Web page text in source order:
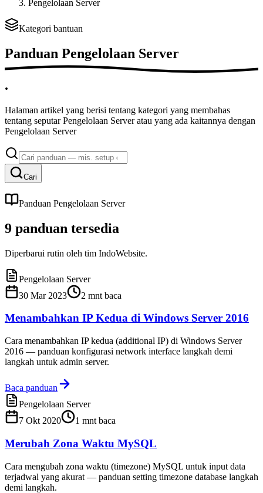
Pengelolaan Server
Kategori bantuan
Panduan Pengelolaan Server
.
Halaman artikel yang berisi tentang kategori yang membahas
tentang seputar Pengelolaan Server atau yang ada kaitannya dengan
Pengelolaan Server
Cari
Panduan Pengelolaan Server
9 panduan tersedia
Diperbarui rutin oleh tim IndoWebsite.
Pengelolaan Server
30 Mar 2023
2 mnt baca
Menambahkan IP Kedua di Windows Server 2016
Cara menambahkan IP kedua (additional IP) di Windows Server
2016 — panduan konfigurasi network interface langkah demi
langkah untuk admin server.
Baca panduan
Pengelolaan Server
7 Okt 2020
1 mnt baca
Merubah Zona Waktu MySQL
Cara mengubah zona waktu (timezone) MySQL untuk input data
terjadwal yang akurat — panduan setting timezone database langkah
demi langkah.